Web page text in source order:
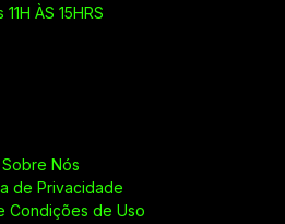
11H ÀS 15HRS
Sobre Nós
de Privacidade
Condições de Uso